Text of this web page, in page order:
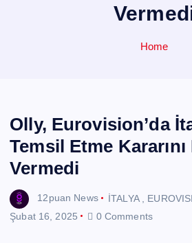
Home
Olly, Eurovision’da
Temsil Etme
Vermedi
12puan News İTALYA,
Şubat 16, 2025
0 Comments